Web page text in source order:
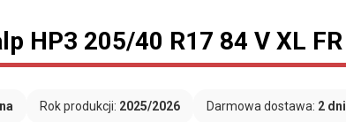
HP3 205/40 R17 84 V XL FR
Rok produkcji: 2025/2026 Darmowa dostawa: 2 dni